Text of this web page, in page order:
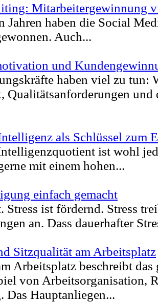
Mitarbeitergewinnung
Jahren haben die Social
Auch...
und
haben viel zu tun:
Qualitätsanforderungen und
als Schlüssel zum
ist wohl
mit einem hohen...
einfach gemacht
Stress ist fördernd. Stress
an. Dass dauerhafter
Sitzqualität am Arbeitsplatz
Arbeitsplatz beschreibt das
von Arbeitsorganisation,
Das Hauptanliegen...